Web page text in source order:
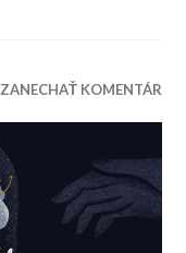
ZANECHAŤ KOMENTÁR